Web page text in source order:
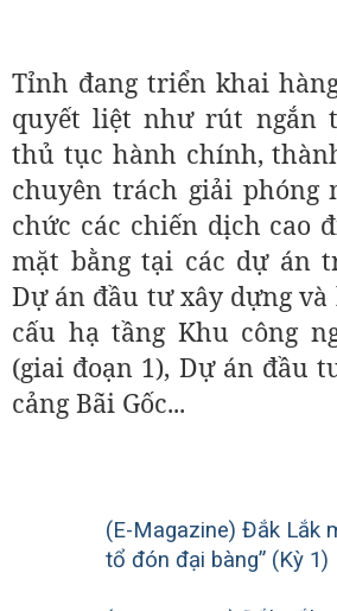
Tỉnh đang triển khai
quyết liệt như rút ngắn
thủ tục hành chính,
chuyên trách giải phóng
chức các chiến dịch cao
mặt bằng tại các dự án
Dự án đầu tư xây dựng
cấu hạ tầng Khu công
(giai đoạn 1), Dự án đầu
cảng Bãi Gốc...
(E-Magazine) Đắk Lắk
tổ đón đại bàng” (Kỳ 1)